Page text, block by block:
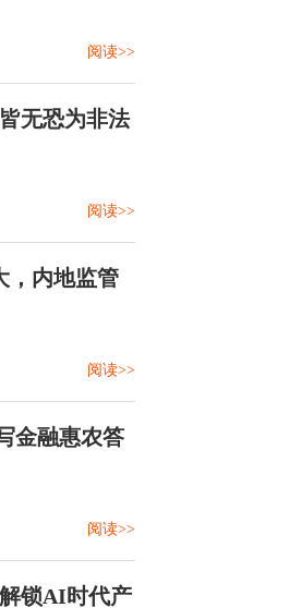
阅读>>
无恐为非法
阅读>>
，内地监管
阅读>>
金融惠农答
阅读>>
锁AI时代产